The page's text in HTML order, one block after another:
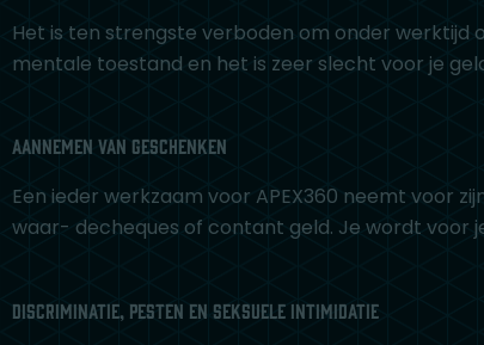
Het is ten strengste verboden om onder werktijd
mentale toestand en het is zeer slecht voor je
Aannemen van geschenken
Een ieder werkzaam voor APEX360 neemt voor
waar- decheques of contant geld. Je wordt voor
Discriminatie, Pesten en Seksuele intimidatie